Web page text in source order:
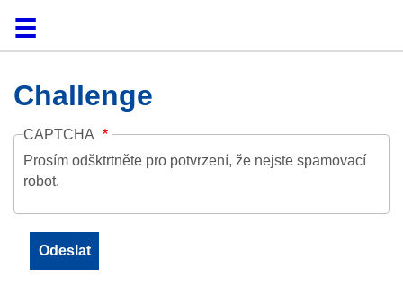
DomůKolekce
Prohlížení
Vyhledávání
O platformě
Nápověda
KontaktDigitalia
Challenge
CAPTCHA
Prosím odšktrtněte pro potvrzení, že nejste spamovací
robot.